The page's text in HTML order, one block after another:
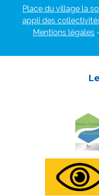
Place du village la
appli des
Mentions légales -